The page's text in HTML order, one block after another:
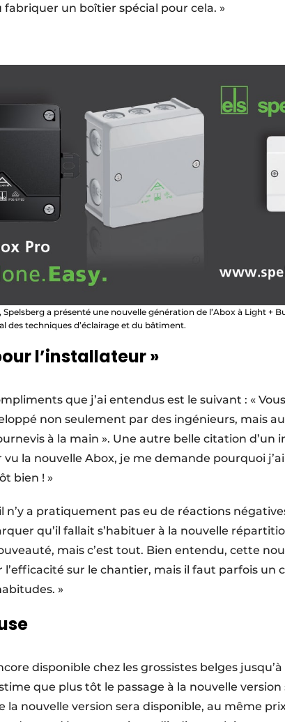
fabriquer un boîtier spécial pour cela. »
Spelsberg a présenté une nouvelle génération de l’Abox à Light +
des techniques d’éclairage et du bâtiment.
l’installateur »
que j’ai entendus est le suivant : «
non seulement par des ingénieurs, mais
à la main ». Une autre belle citation d’un
vu la nouvelle Abox, je me demande pourquoi
bien ! »
n’y a pratiquement pas eu de réactions
qu’il fallait s’habituer à la nouvelle
mais c’est tout. Bien entendu, cette
sur le chantier, mais il faut parfois un
»
disponible chez les grossistes belges jusqu’à
que plus tôt le passage à la nouvelle version
la nouvelle version sera disponible, au même